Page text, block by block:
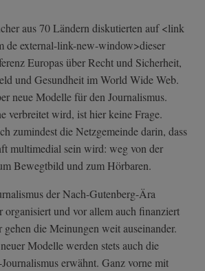
aus 70 Ländern diskutierten auf <link
de external-link-n­ew-window>diese­r
Europas über Recht und Sicherheit,
und Gesundheit im World Wide Web.
neue Modelle für den Journalismus.
verbreitet wird, ist hier keine Frage.
zumindest die Netzgemeinde darin, dass
multimedial sein wird: weg von der
Bewegtbild und zum Hörbaren.
der Nach-Gutenberg-Ära
organisiert und vor allem auch finanziert
die Meinungen weit auseinander.
Modelle werden stets auch die
erwähnt. Ganz vorne mit